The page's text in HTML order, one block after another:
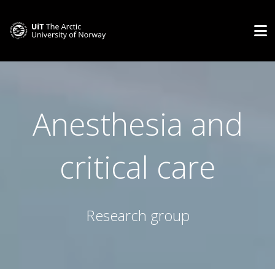
Anesthesia and
critical care
Research group